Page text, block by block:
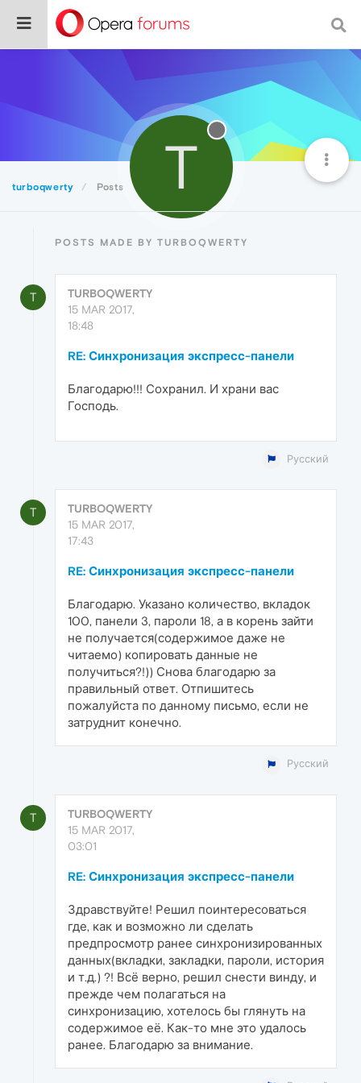
turboqwerty Posts T
POSTS MADE BY TURBOQWERTY
T
TURBOQWERTY
15 MAR 2017,
18:48
RE: Синхронизация экспресс-панели
Благодарю!!! Сохранил. И храни вас
Господь.
Русский
T
TURBOQWERTY
15 MAR 2017,
17:43
RE: Синхронизация экспресс-панели
Благодарю. Указано количество, вкладок
100, панели 3, пароли 18, а в корень зайти
не получается(содержимое даже не
читаемо) копировать данные не
получиться?!)) Снова благодарю за
правильный ответ. Отпишитесь
пожалуйста по данному письмо, если не
затруднит конечно.
Русский
T
TURBOQWERTY
15 MAR 2017,
03:01
RE: Синхронизация экспресс-панели
Здравствуйте! Решил поинтересоваться
где, как и возможно ли сделать
предпросмотр ранее синхронизированных
данных(вкладки, закладки, пароли, история
и т.д.) ?! Всё верно, решил снести винду, и
прежде чем полагаться на
синхронизацию, хотелось бы глянуть на
содержимое её. Как-то мне это удалось
ранее. Благодарю за внимание.